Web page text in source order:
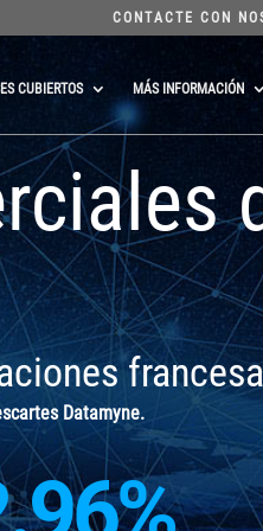
CONTACTE CON
CUBIERTOS MÁS INFORMACIÓN
Datamyne.